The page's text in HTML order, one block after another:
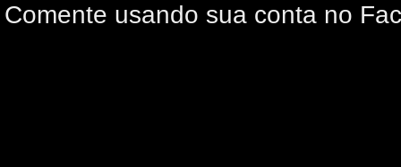
Comente usando sua conta no